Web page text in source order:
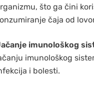
što ga čini
čaja od
imunološkog
imunološkog
i bolesti.